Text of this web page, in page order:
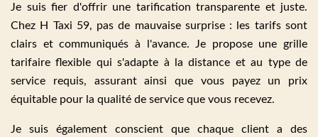
Je suis fier d'offrir une tarification transparente et juste.
Chez H Taxi 59, pas de mauvaise surprise : les tarifs sont
clairs et communiqués à l'avance. Je propose une grille
tarifaire flexible qui s'adapte à la distance et au type de
service requis, assurant ainsi que vous payez un prix
équitable pour la qualité de service que vous recevez.
Je suis également conscient que chaque client a des